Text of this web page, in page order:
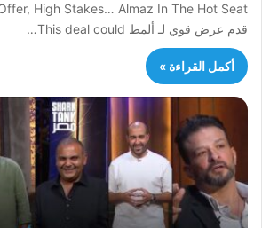
قدم عرض قوي لـ ألمظ This deal could…
أكمل القراءة »